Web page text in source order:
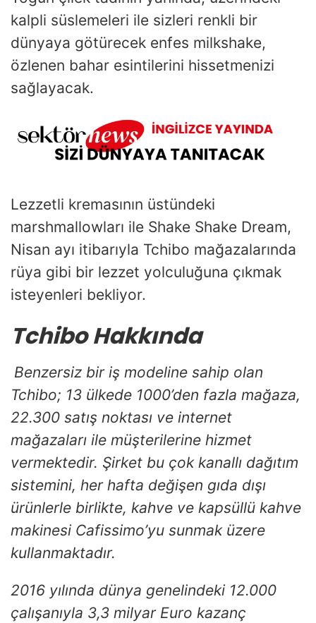
kalpli süslemeleri ile sizleri renkli bir
dünyaya götürecek enfes milkshake,
özlenen bahar esintilerini hissetmenizi
sağlayacak.
Lezzetli kremasının üstündeki
marshmallowları ile Shake Shake Dream,
Nisan ayı itibarıyla Tchibo mağazalarında
rüya gibi bir lezzet yolculuğuna çıkmak
isteyenleri bekliyor.
Tchibo Hakkında
Benzersiz bir iş modeline sahip olan
Tchibo; 13 ülkede 1000’den fazla mağaza,
22.300 satış noktası ve internet
mağazaları ile müşterilerine hizmet
vermektedir. Şirket bu çok kanallı dağıtım
sistemini, her hafta değişen gıda dışı
ürünlerle birlikte, kahve ve kapsüllü kahve
makinesi Cafissimo’yu sunmak üzere
kullanmaktadır.
2016 yılında dünya genelindeki 12.000
çalışanıyla 3,3 milyar Euro kazanç